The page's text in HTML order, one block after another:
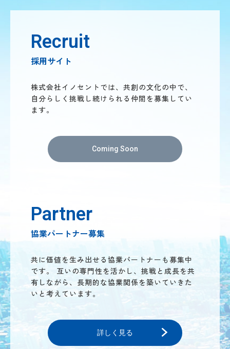
Recruit
採用サイト
株式会社イノセントでは、共創の文化の中で、
自分らしく挑戦し続けられる仲間を募集してい
ます。
Coming Soon
Partner
協業パートナー募集
共に価値を生み出せる協業パートナーも募集中
です。
互いの専門性を活かし、挑戦と成長を共
有しながら、長期的な協業関係を築いていきた
いと考えています。
詳しく見る